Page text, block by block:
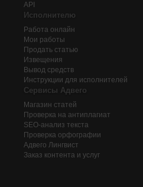
API
Исполнителю
Работа онлайн
Мои работы
Продать статью
Извещения
Вывод средств
Инструкции для исполнителей
Сервисы Адвего
Магазин статей
Проверка на антиплагиат
SEO-анализ текста
Проверка орфографии
Адвего Лингвист
Заказ контента и услуг